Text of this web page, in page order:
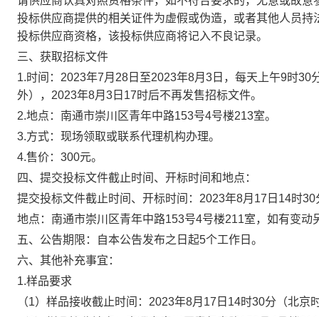
投标供应商提供的相关证件为虚假或伪造，或者其他人员
投标供应商资格，该投标供应商将记入不良记录。
三、获取招标文件
1.时间：2023年7月 28 日至2023年8月 3 日，每天上午9时30
外），2023年8月 3 日 17时后不再发售招标文件。
2.地点：南通市崇川区青年中路153号4号楼213室。
3.方式：现场领取或联系代理机构办理。
4.售价： 300元。
四、 提交投标文件截止时间、开标时间和地点 ：
提交投标文件截止时间、开标时间 ： 2023年8月 17 日 14时30
地点：南通市崇川区青年中路153号4号楼211室，如有变动
五、公告期限 ： 自本公告发布之日起5个工作日。
六、 其他补充事宜 ：
1.样品要求
（1） 样品接收截止时间： 2023年8月 17 日 14时30分 （北京